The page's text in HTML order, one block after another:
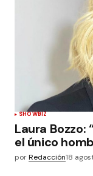
SHOWBIZ
Laura Bozzo:
el único
porRedacción18